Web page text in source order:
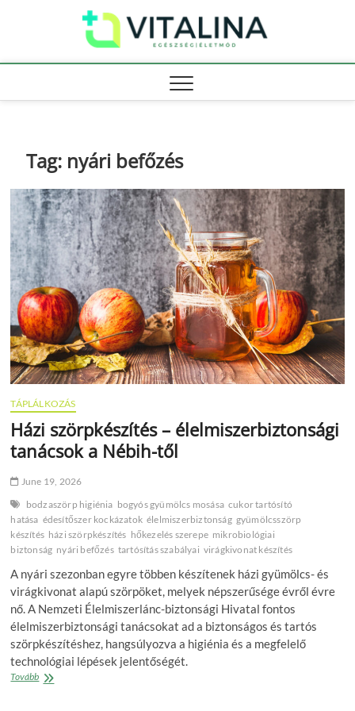
Tag: nyári befőzés
TÁPLÁLKOZÁS
Házi szörpkészítés – élelmiszerbiztonsági
tanácsok a Nébih-től
June 19, 2026
bodzaszörp higiénia bogyós gyümölcs mosása cukor tartósító
hatása édesítőszer kockázatok élelmiszerbiztonság gyümölcsszörp
készítés házi szörpkészítés hőkezelés szerepe mikrobiológiai
biztonság nyári befőzés tartósítás szabályai virágkivonat készítés
A nyári szezonban egyre többen készítenek házi gyümölcs- és
virágkivonat alapú szörpöket, melyek népszerűsége évről évre
nő. A Nemzeti Élelmiszerlánc-biztonsági Hivatal fontos
élelmiszerbiztonsági tanácsokat ad a biztonságos és tartós
szörpkészítéshez, hangsúlyozva a higiénia és a megfelelő
technológiai lépések jelentőségét.
TovábbHázi